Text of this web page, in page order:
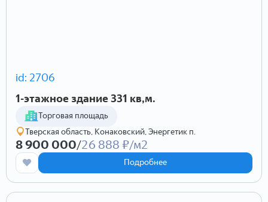
Комнатность
Общая площадь
Жилая площадь Площадь кухни
Стоимость
id: 2706
1-этажное здание 331 кв,м.
Торговая площадь
Тверская область, Конаковский, Энергетик п.
Подробнее
8 900 000/26 888 ₽/м2